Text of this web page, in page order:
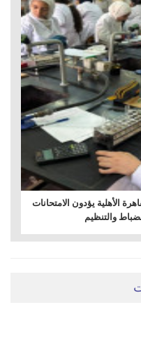
الأهلية يؤدون الامتحانات
والتنظيم